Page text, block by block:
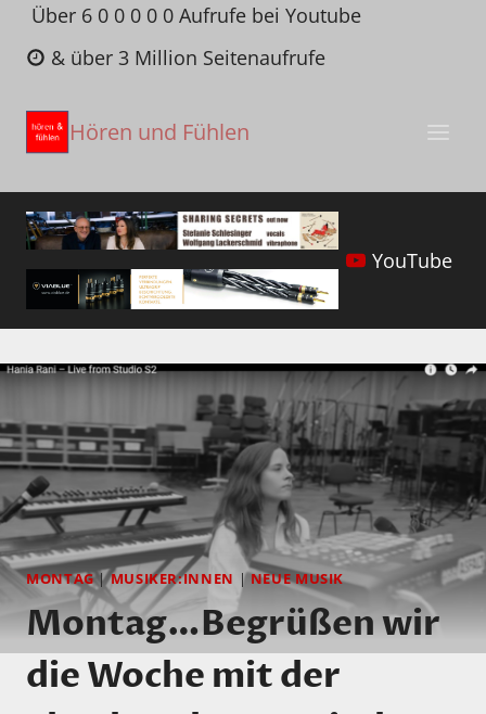
Zum
Inhalt
springen
Über 6 0 0 0 0 0 Aufrufe bei Youtube
& über 3 Million Seitenaufrufe
Hören und Fühlen
YouTube
MONTAG|MUSIKER:INNEN | NEUE MUSIK
Montag…Begrüßen wir
die Woche mit der